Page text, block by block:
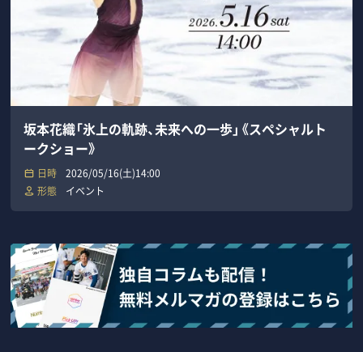
坂本花織「氷上の軌跡、未来への一歩」《スペシャルト
ークショー》
日時
2026/05/16(土)14:00
形態
イベント